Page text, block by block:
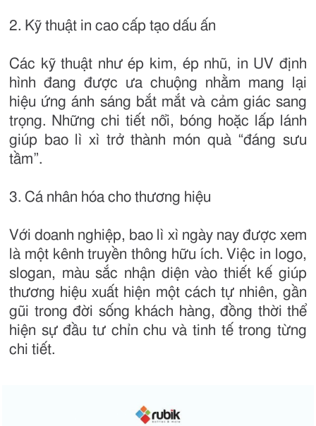
2. Kỹ thuật in cao cấp tạo dấu ấn
Các kỹ thuật như ép kim, ép nhũ, in UV định
hình đang được ưa chuộng nhằm mang lại
hiệu ứng ánh sáng bắt mắt và cảm giác sang
trọng. Những chi tiết nổi, bóng hoặc lấp lánh
giúp bao lì xì trở thành món quà “đáng sưu
tầm”.
3. Cá nhân hóa cho thương hiệu
Với doanh nghiệp, bao lì xì ngày nay được xem
là một kênh truyền thông hữu ích. Việc in logo,
slogan, màu sắc nhận diện vào thiết kế giúp
thương hiệu xuất hiện một cách tự nhiên, gần
gũi trong đời sống khách hàng, đồng thời thể
hiện sự đầu tư chỉn chu và tinh tế trong từng
chi tiết.